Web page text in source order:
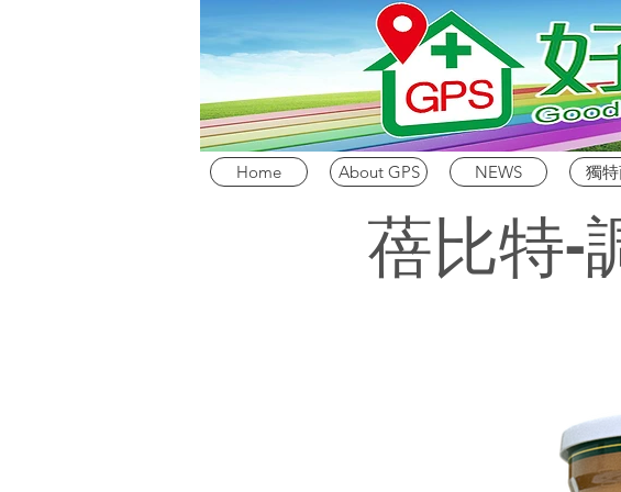
Home About GPS NEWS 獨
蓓比特-